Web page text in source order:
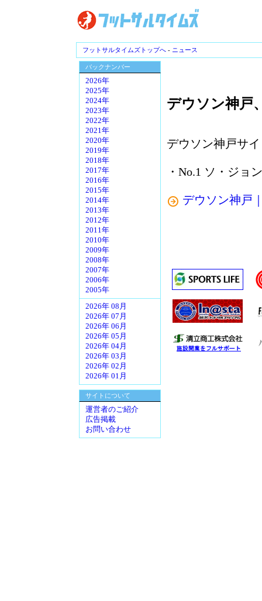
フットサルタイムズトップへ - ニュース
バックナンバー
2026年
2025年
2024年
2023年
2022年
2021年
2020年
2019年
2018年
2017年
2016年
2015年
2014年
2013年
2012年
2011年
2010年
2009年
2008年
2007年
2006年
2005年
2026年 08月
2026年 07月
2026年 06月
2026年 05月
2026年 04月
2026年 03月
2026年 02月
2026年 01月
サイトについて
運営者のご紹介
広告掲載
お問い合わせ
デウソン神戸
デウソン神戸サ
・No.1 ソ・ジョ
デウソン神戸